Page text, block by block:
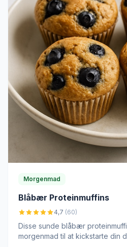
Morgenmad
Blåbær Proteinmuffins
4,7 (60)
Disse sunde blåbær
morgenmad til at kickstarte din